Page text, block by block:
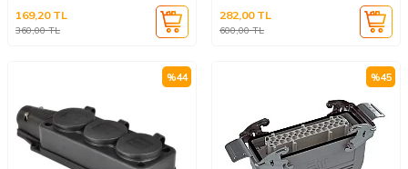
360,00TL
169,20TL
600,00TL
282,00TL
%44 %45